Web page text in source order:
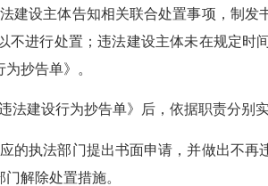
建设主体告知相关联合处置事项，制
进行处置；违法建设主体未在规定
抄告单》。
法建设行为抄告单》后，依据职责分别
的执法部门提出书面申请，并做出不
解除处置措施。